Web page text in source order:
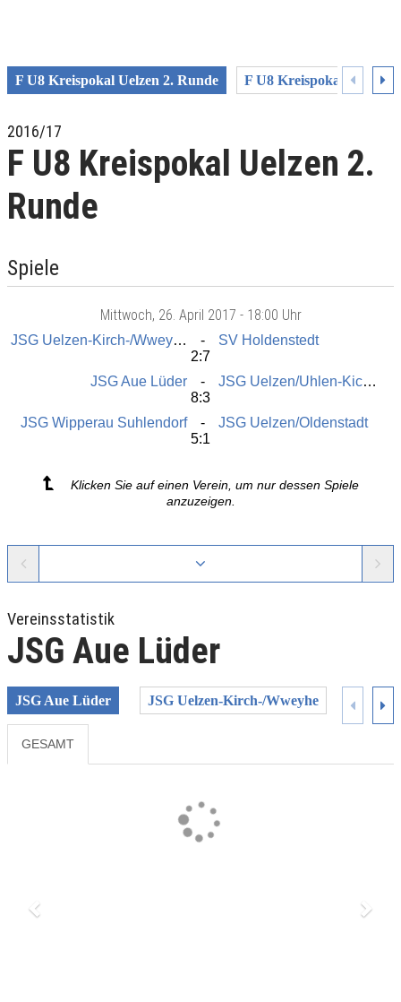
F U8 Kreispokal Uelzen 2. Runde F U8 Kreispokal Uelzen
2016/17
F U8 Kreispokal Uelzen 2.
Runde
Spiele
Mittwoch, 26. April 2017 - 18:00 Uhr
JSG Uelzen-Kirch-/Wweyhe
SV Holdenstedt
2:7
JSG Aue Lüder
JSG Uelzen/Uhlen-Kickers/Ripdorf
8:3
JSG Wipperau Suhlendorf
JSG Uelzen/Oldenstadt
5:1
Klicken Sie auf einen Verein, um nur dessen Spiele
anzuzeigen.
Vereinsstatistik
JSG Aue Lüder
JSG Aue Lüder JSG Uelzen-Kirch-/Wweyhe JSG
GESAMT